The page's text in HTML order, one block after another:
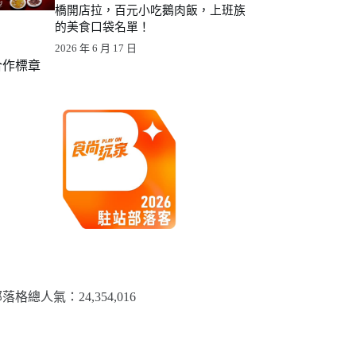
橋開店拉，百元小吃鵝肉飯，上班族
的美食口袋名單！
2026 年 6 月 17 日
作標章
格總人氣：​24,354,016